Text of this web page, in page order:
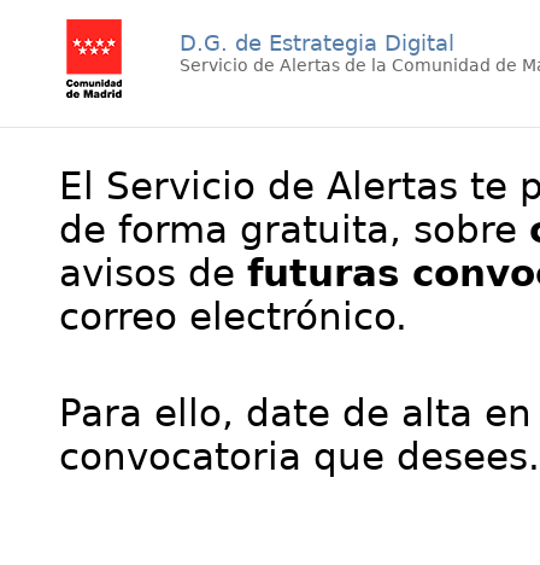
D.G. de Estrategia Digital
Servicio de Alertas de la Comunidad de
El Servicio de Alertas te
de forma gratuita, sobre
avisos de futuras
correo electrónico.
Para ello, date de alta
convocatoria que desees.